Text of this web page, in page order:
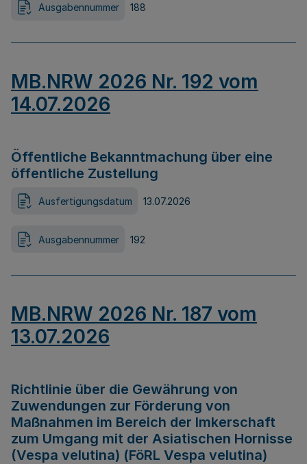
Ausgabennummer 188
MB.NRW 2026 Nr. 192 vom
14.07.2026
Öffentliche Bekanntmachung über eine
öffentliche Zustellung
Ausfertigungsdatum 13.07.2026
Ausgabennummer 192
MB.NRW 2026 Nr. 187 vom
13.07.2026
Richtlinie über die Gewährung von
Zuwendungen zur Förderung von
Maßnahmen im Bereich der Imkerschaft
zum Umgang mit der Asiatischen Hornisse
(Vespa velutina) (FöRL Vespa velutina)